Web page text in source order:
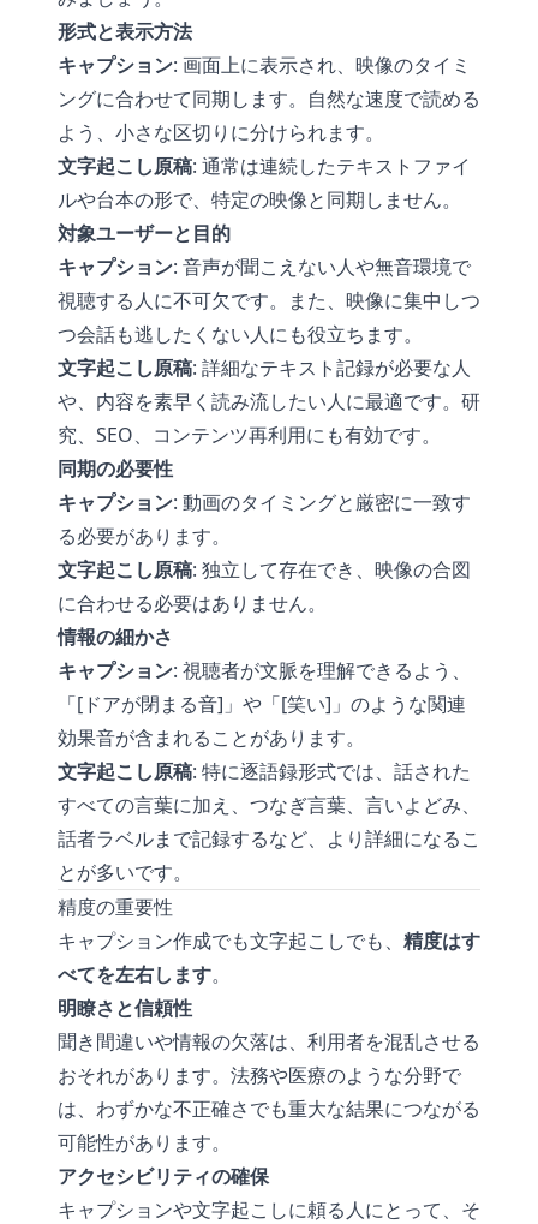
形式と表示方法
キャプション: 画面上に表示され、映像のタイミ
ングに合わせて同期します。自然な速度で読める
よう、小さな区切りに分けられます。
文字起こし原稿: 通常は連続したテキストファイ
ルや台本の形で、特定の映像と同期しません。
対象ユーザーと目的
キャプション: 音声が聞こえない人や無音環境で
視聴する人に不可欠です。また、映像に集中しつ
つ会話も逃したくない人にも役立ちます。
文字起こし原稿: 詳細なテキスト記録が必要な人
や、内容を素早く読み流したい人に最適です。研
究、SEO、コンテンツ再利用にも有効です。
同期の必要性
キャプション: 動画のタイミングと厳密に一致す
る必要があります。
文字起こし原稿: 独立して存在でき、映像の合図
に合わせる必要はありません。
情報の細かさ
キャプション: 視聴者が文脈を理解できるよう、
「[ドアが閉まる音]」や「[笑い]」のような関連
効果音が含まれることがあります。
文字起こし原稿: 特に逐語録形式では、話された
すべての言葉に加え、つなぎ言葉、言いよどみ、
話者ラベルまで記録するなど、より詳細になるこ
とが多いです。
精度の重要性
キャプション作成でも文字起こしでも、 精度はす
べてを左右します。
明瞭さと信頼性
聞き間違いや情報の欠落は、利用者を混乱させる
おそれがあります。法務や医療のような分野で
は、わずかな不正確さでも重大な結果につながる
可能性があります。
アクセシビリティの確保
キャプションや文字起こしに頼る人にとって、そ